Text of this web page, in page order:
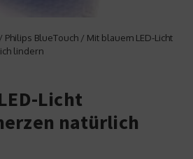
/ Philips BlueTouch / Mit blauem LED-Licht
lindern
Licht
natürlich